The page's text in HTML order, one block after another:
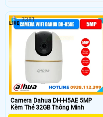
Camera Dahua DH-H5AE 5MP
Kèm Thẻ 32GB Thông Minh
3381